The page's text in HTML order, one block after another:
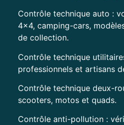
Contrôle technique auto :
4×4, camping-cars,
de collection.
Contrôle technique
professionnels et artisans
Contrôle technique deux-
scooters, motos et quads.
Contrôle anti-pollution :